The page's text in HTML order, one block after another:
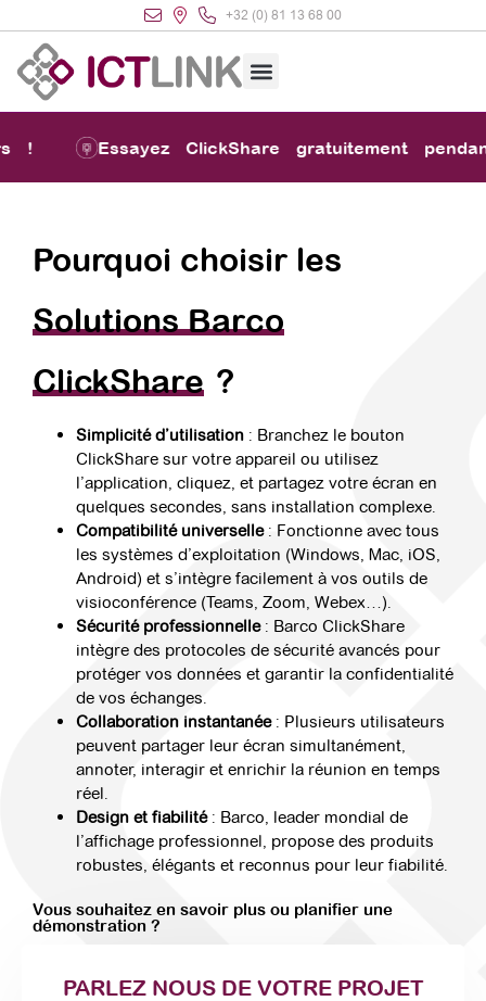
+32 (0) 81 13 68 00
! Essayez ClickShare gratuitement
Pourquoi choisir les
Solutions Barco
ClickShare ?
Simplicité d’utilisation : Branchez le bouton
ClickShare sur votre appareil ou utilisez
l’application, cliquez, et partagez votre écran en
quelques secondes, sans installation complexe.
Compatibilité universelle: Fonctionne avec tous
les systèmes d’exploitation (Windows, Mac, iOS,
Android) et s’intègre facilement à vos outils de
visioconférence (Teams, Zoom, Webex…).
Sécurité professionnelle: Barco ClickShare
intègre des protocoles de sécurité avancés pour
protéger vos données et garantir la confidentialité
de vos échanges.
Collaboration instantanée: Plusieurs utilisateurs
peuvent partager leur écran simultanément,
annoter, interagir et enrichir la réunion en temps
réel.
Design et fiabilité: Barco, leader mondial de
l’affichage professionnel, propose des produits
robustes, élégants et reconnus pour leur fiabilité.
Vous souhaitez en savoir plus ou planifier une
démonstration ?
PARLEZ NOUS DE VOTRE PROJET